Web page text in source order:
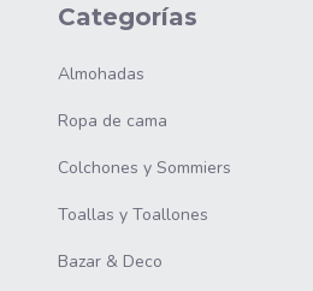
Categorías
Almohadas
Ropa de cama
Colchones y Sommiers
Toallas y Toallones
Bazar & Deco